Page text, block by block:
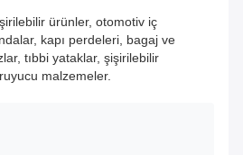
ürünler, otomotiv iç
kapı perdeleri, bagaj ve
tıbbi yataklar, şişirilebilir
malzemeler.